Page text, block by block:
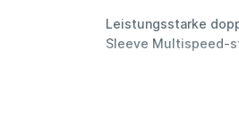
Leistungsstarke
Sleeve Multispeed-